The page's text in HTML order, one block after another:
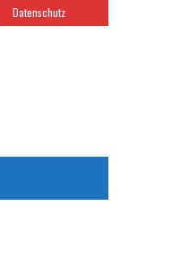
Datenschutz